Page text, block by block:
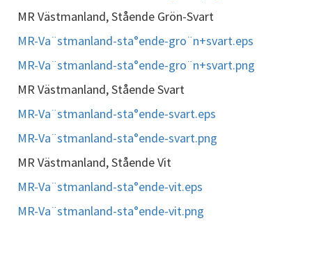
MR Västmanland, Stående Grön-Svart
MR-Va¨stmanland-sta°ende-gro¨n+svart.eps
MR-Va¨stmanland-sta°ende-gro¨n+svart.png
MR Västmanland, Stående Svart
MR-Va¨stmanland-sta°ende-svart.eps
MR-Va¨stmanland-sta°ende-svart.png
MR Västmanland, Stående Vit
MR-Va¨stmanland-sta°ende-vit.eps
MR-Va¨stmanland-sta°ende-vit.png